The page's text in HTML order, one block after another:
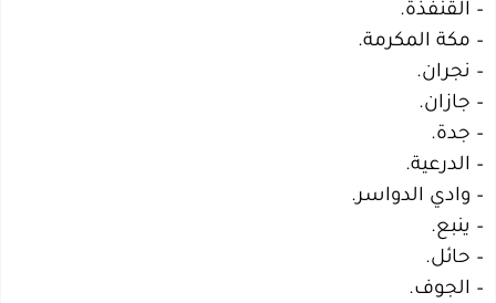
– القنفذة.
– مكة المكرمة.
– نجران.
– جازان.
– جدة.
– الدرعية.
– وادي الدواسر.
– ينبع.
– حائل.
– الجوف.